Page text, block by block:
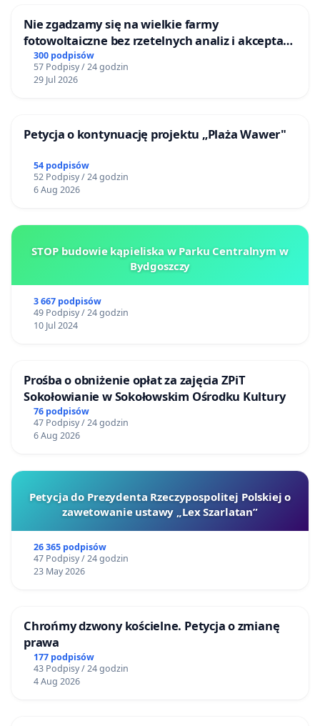
Nie zgadzamy się na wielkie farmy
fotowoltaiczne bez rzetelnych analiz i akceptacji
mieszkańców
300 podpisów
57 Podpisy / 24 godzin
29 Jul 2026
Petycja o kontynuację projektu „Plaża Wawer"
54 podpisów
52 Podpisy / 24 godzin
6 Aug 2026
STOP budowie kąpieliska w Parku Centralnym w
Bydgoszczy
3 667 podpisów
49 Podpisy / 24 godzin
10 Jul 2024
Prośba o obniżenie opłat za zajęcia ZPiT
Sokołowianie w Sokołowskim Ośrodku Kultury
76 podpisów
47 Podpisy / 24 godzin
6 Aug 2026
Petycja do Prezydenta Rzeczypospolitej Polskiej o
zawetowanie ustawy „Lex Szarlatan”
26 365 podpisów
47 Podpisy / 24 godzin
23 May 2026
Chrońmy dzwony kościelne. Petycja o zmianę
prawa
177 podpisów
43 Podpisy / 24 godzin
4 Aug 2026